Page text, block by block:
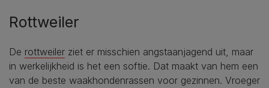
Rottweiler
De rottweiler ziet er misschien angstaanjagend uit, maar
in werkelijkheid is het een softie. Dat maakt van hem een
van de beste waakhondenrassen voor gezinnen. Vroeger